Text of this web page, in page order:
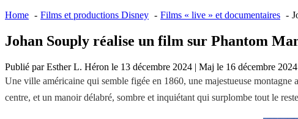
Home
Films et productions Disney Films « live » et documentaires
Johan Souply réalise un film sur Phantom
Publié parEsther L. Héron le 13 décembre 2024 | Maj le 16 décembre 2024
Une ville américaine qui semble figée en 1860, une majestueuse montagne
centre, et un manoir délabré, sombre et inquiétant qui surplombe tout le